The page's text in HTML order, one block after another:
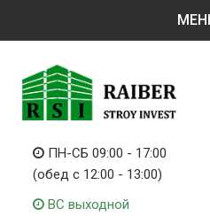
ПН-СБ 09:00 - 17:00
(обед с 12:00 - 13:00)
ВС выходной